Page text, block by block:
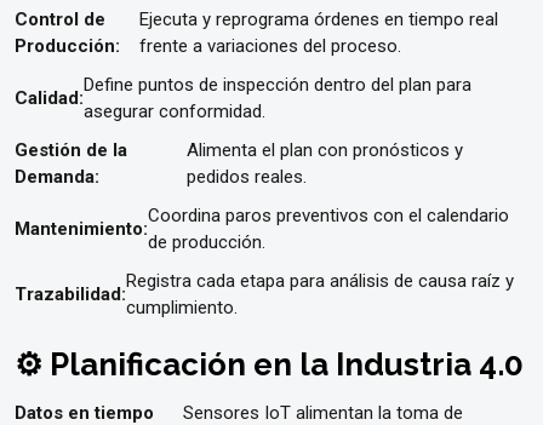
Control de
Producción:
Ejecuta y reprograma órdenes en tiempo real
frente a variaciones del proceso.
Calidad:
Define puntos de inspección dentro del plan para
asegurar conformidad.
Gestión de la
Demanda:
Alimenta el plan con pronósticos y
pedidos reales.
Mantenimiento:
Coordina paros preventivos con el calendario
de producción.
Trazabilidad:
Registra cada etapa para análisis de causa raíz y
cumplimiento.
⚙️ Planificación en la Industria 4.0
Datos en tiempo
Sensores IoT alimentan la toma de